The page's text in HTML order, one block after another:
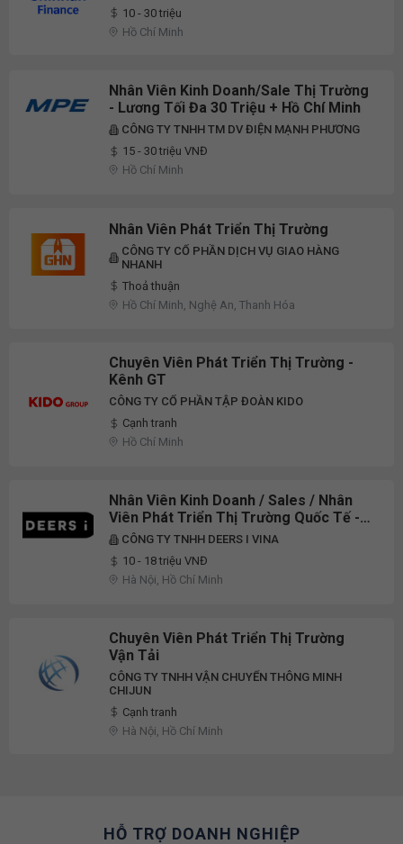
10 - 30 triệu
Hồ Chí Minh
Nhân Viên Kinh Doanh/Sale Thị Trường
- Lương Tối Đa 30 Triệu + Hồ Chí Minh
CÔNG TY TNHH TM DV ĐIỆN MẠNH PHƯƠNG
15 - 30 triệu VNĐ
Hồ Chí Minh
Nhân Viên Phát Triển Thị Trường
CÔNG TY CỔ PHẦN DỊCH VỤ GIAO HÀNG
NHANH
Thoả thuận
Hồ Chí Minh, Nghệ An, Thanh Hóa
Chuyên Viên Phát Triển Thị Trường -
Kênh GT
CÔNG TY CỔ PHẦN TẬP ĐOÀN KIDO
Cạnh tranh
Hồ Chí Minh
Nhân Viên Kinh Doanh / Sales / Nhân
Viên Phát Triển Thị Trường Quốc Tế -
Lương Từ 10 - 18 Triệu ++ / Tháng -
Làm Việc Tại Hà Nội, HCM
CÔNG TY TNHH DEERS I VINA
10 - 18 triệu VNĐ
Hà Nội, Hồ Chí Minh
Chuyên Viên Phát Triển Thị Trường
Vận Tải
CÔNG TY TNHH VẬN CHUYỂN THÔNG MINH
CHIJUN
Cạnh tranh
Hà Nội, Hồ Chí Minh
HỖ TRỢ DOANH NGHIỆP